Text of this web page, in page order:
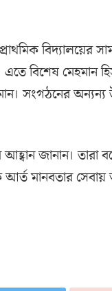
বিদ্যালয়ের
বিশেষ মেহমান
সংগঠনের অন্যন্য
জানান।
মানবতার সেবায়